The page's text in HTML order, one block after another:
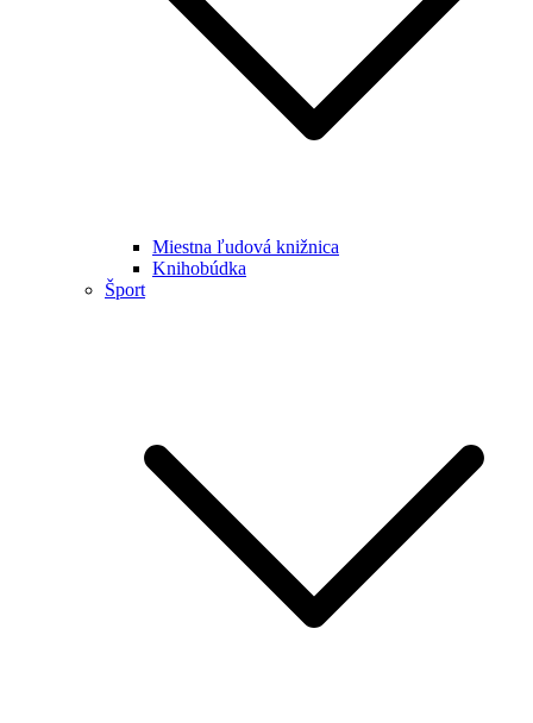
Miestna ľudová knižnica
Knihobúdka
Šport